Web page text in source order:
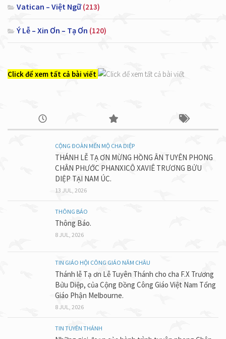
Vatican – Việt Ngữ(213)
Ý Lễ – Xin Ơn – Tạ Ơn (120)
Click để xem tất cả bài viết
CỘNG ĐOÀN MẾN MỘ CHA DIỆP
THÁNH LỄ TẠ ƠN MỪNG HỒNG ÂN TUYÊN PHONG
CHÂN PHƯỚC PHANXICÔ XAVIÊ TRƯƠNG BỬU
DIỆP TẠI NAM ÚC.
13 JUL, 2026
THÔNG BÁO
Thông Báo.
8 JUL, 2026
TIN GIÁO HỘI CÔNG GIÁO NĂM CHÂU
Thánh lễ Tạ ơn Lễ Tuyên Thánh cho cha F.X Trương
Bửu Diệp, của Cộng Đồng Công Giáo Việt Nam Tổng
Giáo Phận Melbourne.
8 JUL, 2026
TIN TUYÊN THÁNH